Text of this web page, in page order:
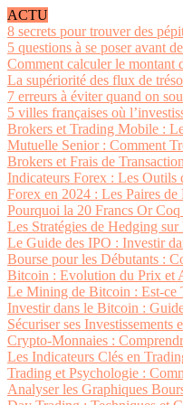
ACTU
8 secrets pour trouver des
5 questions à se poser avant
Comment calculer le montant
La supériorité des flux de
7 erreurs à éviter quand on
5 villes françaises où
Brokers et Trading Mobile :
Mutuelle Senior : Comment
Brokers et Frais de
Indicateurs Forex : Les Outils
Forex en 2024 : Les Paires de
Pourquoi la 20 Francs Or
Les Stratégies de Hedging sur
Le Guide des IPO : Investir
Bourse pour les Débutants :
Bitcoin : Evolution du Prix et
Le Mining de Bitcoin : Est-ce
Investir dans le Bitcoin :
Sécuriser ses Investissements
Crypto-Monnaies :
Les Indicateurs Clés en
Trading et Psychologie :
Analyser les Graphiques